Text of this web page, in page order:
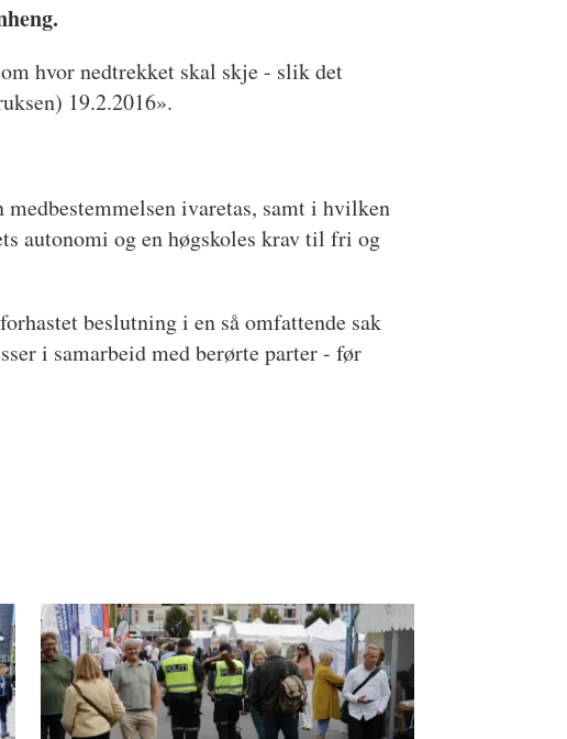
hvor nedtrekket skal skje - slik det
19.2.2016».
ivaretas, samt i hvilken
autonomi og en høgskoles krav til fri og
beslutning i en så omfattende sak
i samarbeid med berørte parter - før